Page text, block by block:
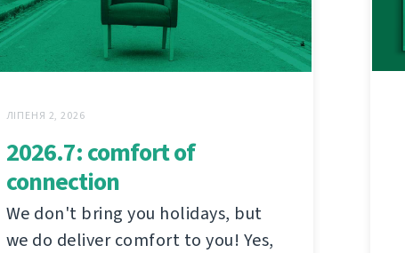
ЛІПЕНЯ 2, 2026
2026.7: comfort of
connection
We don't bring you holidays, but
we do deliver comfort to you! Yes,